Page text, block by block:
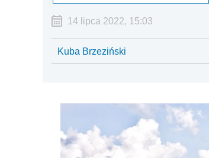
14 lipca 2022, 15:03
Kuba Brzeziński